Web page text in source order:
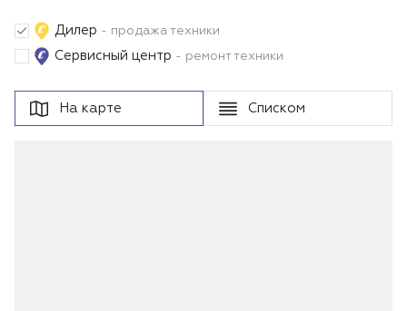
Дилер - продажа техники
Сервисный центр - ремонт техники
На карте Списком